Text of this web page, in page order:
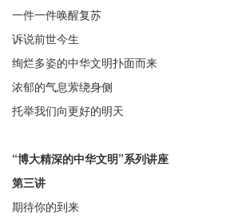
一件一件唤醒复苏
诉说前世今生
绚烂多姿的中华文明扑面而来
浓郁的气息萦绕身侧
托举我们向更好的明天
“博大精深的中华文明”系列讲座
第三讲
期待你的到来